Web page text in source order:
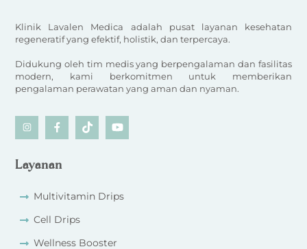
Klinik Lavalen Medica adalah pusat layanan kesehatan
regeneratif yang efektif, holistik, dan terpercaya.
Didukung oleh tim medis yang berpengalaman dan fasilitas
modern, kami berkomitmen untuk memberikan
pengalaman perawatan yang aman dan nyaman.
Icon
Icon
Icon
Icon
Layanan
Multivitamin Drips
Cell Drips
Wellness Booster